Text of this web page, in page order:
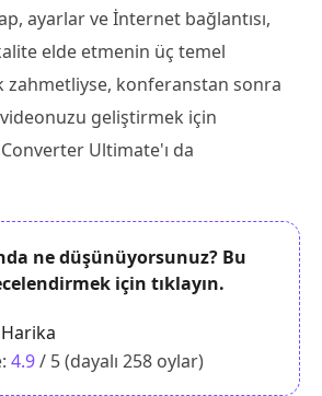
ayarlar ve İnternet bağlantısı,
elde etmenin üç temel
zahmetliyse, konferanstan sonra
geliştirmek için
Ultimate'ı da
ne düşünüyorsunuz? Bu
için tıklayın.
Harika
4.9/ 5 (dayalı 258 oylar)